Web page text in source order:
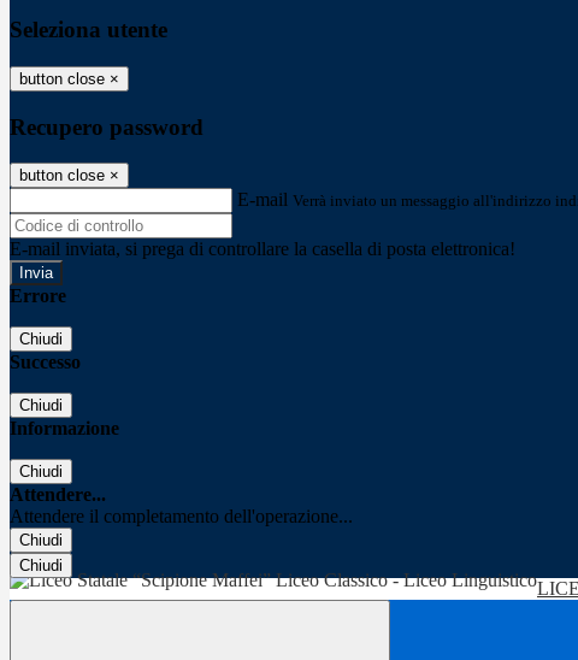
Seleziona utente
button close ×
Recupero password
button close ×
E-mail Verrà inviato un messaggio all'indirizzo
E-mail inviata, si prega di controllare la casella di posta elettronica!
Errore
Chiudi
Successo
Chiudi
Informazione
Chiudi
Attendere...
Attendere il completamento dell'operazione...
Chiudi
Chiudi